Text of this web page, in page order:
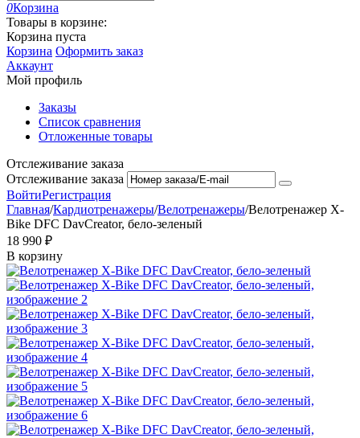
0Корзина
Товары в корзине:
Корзина пуста
Корзина Оформить заказ
Аккаунт
Мой профиль
Заказы
Список сравнения
Отложенные товары
Отслеживание заказа
Отслеживание заказа
ВойтиРегистрация
Главная/Кардиотренажеры/Велотренажеры/Велотренажер X-
Bike DFC DavCreator, бело-зеленый
18 990 ₽
В корзину